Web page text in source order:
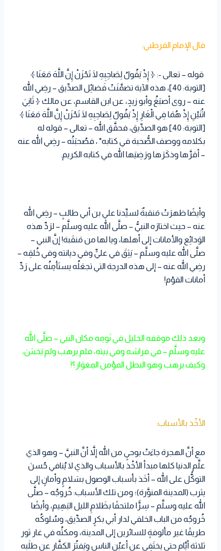
قال الإمام القرطبي:
قوله – تعالى -: ﴿ إِذْ يَقُولُ لِصَاحِبِهِ لَا تَحْزَنْ إِنَّ اللَّهَ مَعَنَا ﴾
[التوبة: 40]، هذه الآية تضمَّنَتْ فَضائِل الصدِّيق – رضِي الله
عنه – روى أصبَغُ وأبو زيدٍ، عن ابن القاسم، عن مالك ﴿ ثَانِيَ
اثْنَيْنِ إِذْ هُمَا فِي الْغَارِ إِذْ يَقُولُ لِصَاحِبِهِ لَا تَحْزَنْ إِنَّ اللَّهَ مَعَنَا ﴾
[التوبة: 40] هو الصدِّيق، فحقَّق الله – تعالى – قوله له
بكلامه ووصف الصُّحبة في كتابه" ، فصُحبَتُه – رضِي الله عنه
– أقرَّها وذكَرَها ورَضِيَها الله في كتابه الكريم.
وأيضًا ظهرَتْ مَنقبةٌ لسيِّدنا علي بن أبي طالبٍ – رضِي الله
عنه – حيث اختارَه النبيُّ – صلَّى الله عليه وسلَّم – لرَدِّ هذه
الوَدائِع والأمانات إلى أهلها، ويا لها من مَنقَبة! إنَّ النبي –
صلَّى الله عليه وسلَّم – يَثِقَ في عليٍّ وفي ديانته وفي خُلقِه –
رضِي الله عنه – إلى هذه الدرجة التي تجعَلُه يستَأمِنُه على رَدِّ
أمانات القوْم!
وبعد ذلك موقفه الجليل في نَومِه مكان النبي – صلَّى الله
عليه وسلَّم – في فراشه وفي بيته، فلم يرهب ولم يَخشَ،
وكيف يرهب وهو البطل المؤمن المِغوَار؟!
الأخْذ بالأسباب:
مع أنَّ الهجرة جاءَتْ بوحيٍ من الله إلاَّ أنَّ النبيَّ – وهو الذي
علَّم الدنيا كلها مبدأ الأخْذ بالأسباب والذي لا يُنافي حُسنَ
التوكُّل على الله – أخَذ بأسباب الوصول بسَلامٍ وأمانٍ إلى
يثرب (المدينة المنوَّرة)؛ ومن تلك الأسباب: خُروجُه – صلَّى
الله عليه وسلَّم – سِرًّا ملتحفًا بظَلامِ الليل البَهِيم، وأيضًا
خُروجُه من الباب الخلفي لدار أبي بكرٍ الصدِّيق، وسُلوكُه
طريقًا غير مألوفةٍ للسائرين إلى المدينة، ومكثُه في غار ثور
ثلاثة أيَّام حتى يختَفِي عن أعيُن الناس ويَفتُرَ الكفَّار عن طلَبِه